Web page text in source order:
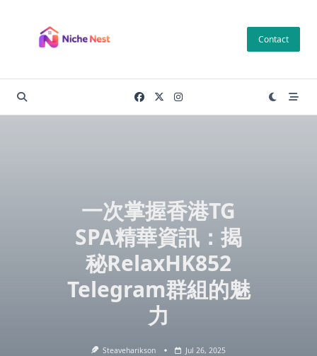
content
Contact
一次掌握香港TG
SPA精華資訊：揭
秘RelaxHK852
Telegram群組的魅
力
Steaveharikson Jul 26, 2025